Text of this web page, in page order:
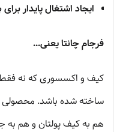
ایجاد اشتغال پایدار برای
فرجام چانتا یعنی...
ساخته شده باشد. محصولی
هم به کیف پولتان و هم به